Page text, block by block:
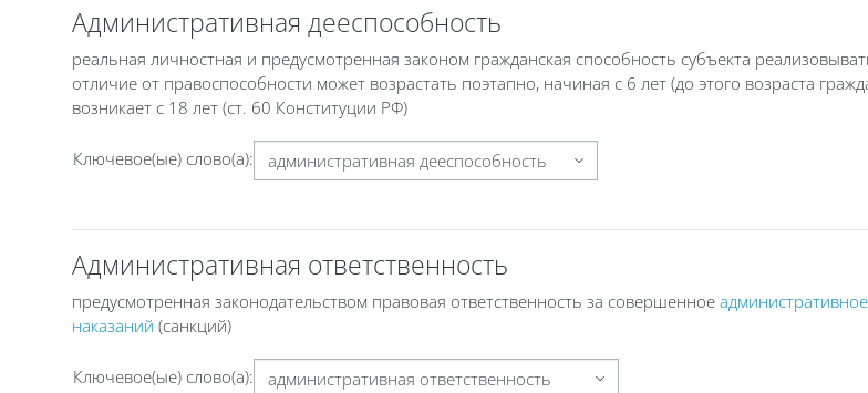
Административная дееспособность
реальная личностная и предусмотренная законом гражданская способность субъекта
отличие от правоспособности может возрастать поэтапно, начиная с 6 лет (до этого возраста
возникает с 18 лет (ст. 60 Конституции РФ)
Ключевое(ые) слово(а):
Административная ответственность
предусмотренная законодательством правовая ответственность за совершенное
наказаний (санкций)
Ключевое(ые) слово(а):